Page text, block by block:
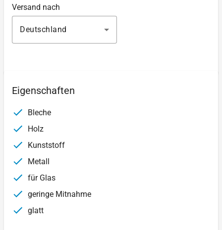
Versand nach
Deutschland
Eigenschaften
Bleche
Holz
Kunststoff
Metall
für Glas
geringe Mitnahme
glatt